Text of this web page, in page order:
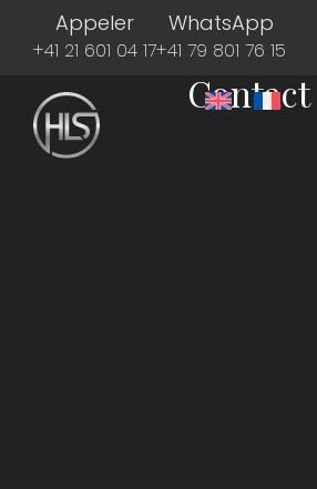
Appeler
+41 21 601 04 17
WhatsApp
+41 79 801 76 15
Contact